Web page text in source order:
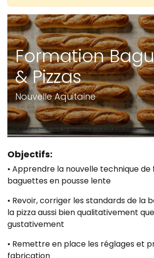
Formation
& Pizzas
Nouvelle Aquitaine
Objectifs:
• Apprendre la nouvelle technique
baguettes en pousse lente
• Revoir, corriger les standards de la
la pizza aussi bien qualitativement que
gustativement
• Remettre en place les réglages et